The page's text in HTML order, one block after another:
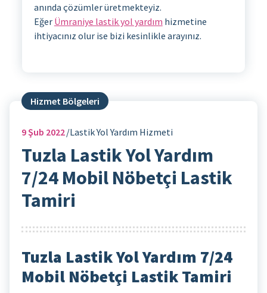
anında çözümler üretmekteyiz.
Eğer Ümraniye lastik yol yardım hizmetine
ihtiyacınız olur ise bizi kesinlikle arayınız.
Hizmet Bölgeleri
9Şub 2022 Lastik Yol Yardım Hizmeti
Tuzla Lastik Yol Yardım
7/24 Mobil Nöbetçi Lastik
Tamiri
Tuzla Lastik Yol Yardım 7/24
Mobil Nöbetçi Lastik Tamiri